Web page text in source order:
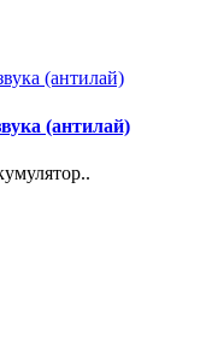
(антилай)